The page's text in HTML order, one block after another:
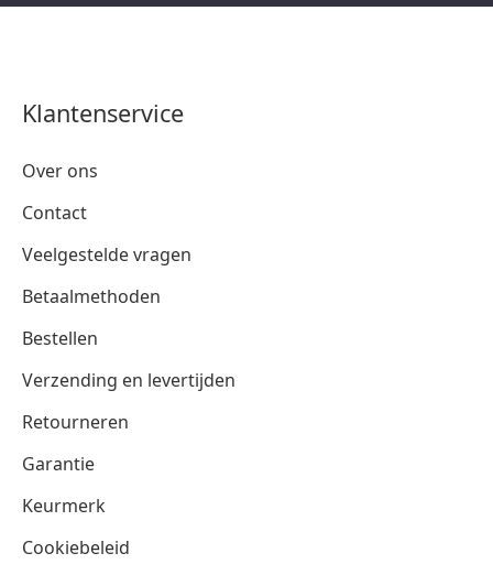
Klantenservice
Over ons
Contact
Veelgestelde vragen
Betaalmethoden
Bestellen
Verzending en levertijden
Retourneren
Garantie
Keurmerk
Cookiebeleid